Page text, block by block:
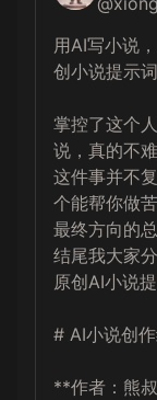
用AI写小说
创小说提示词
掌控了这个
说，真的不难
这件事并不
个能帮你做
最终方向的总
结尾我大家
原创AI小说
# AI小说创
**作者：熊